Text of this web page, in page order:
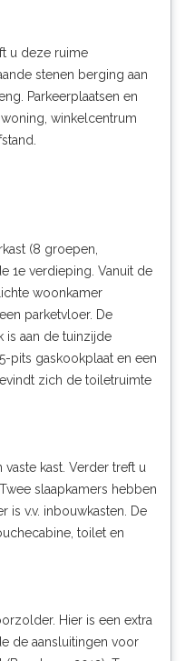
u deze ruime
stenen berging aan
Parkeerplaatsen en
winkelcentrum
(8 groepen,
1e verdieping. Vanuit de
woonkamer
parketvloer. De
is aan de tuinzijde
pits gaskookplaat en een
zich de toiletruimte
kast. Verder treft u
slaapkamers hebben
is v.v. inbouwkasten. De
toilet en
Hier is een extra
de aansluitingen voor